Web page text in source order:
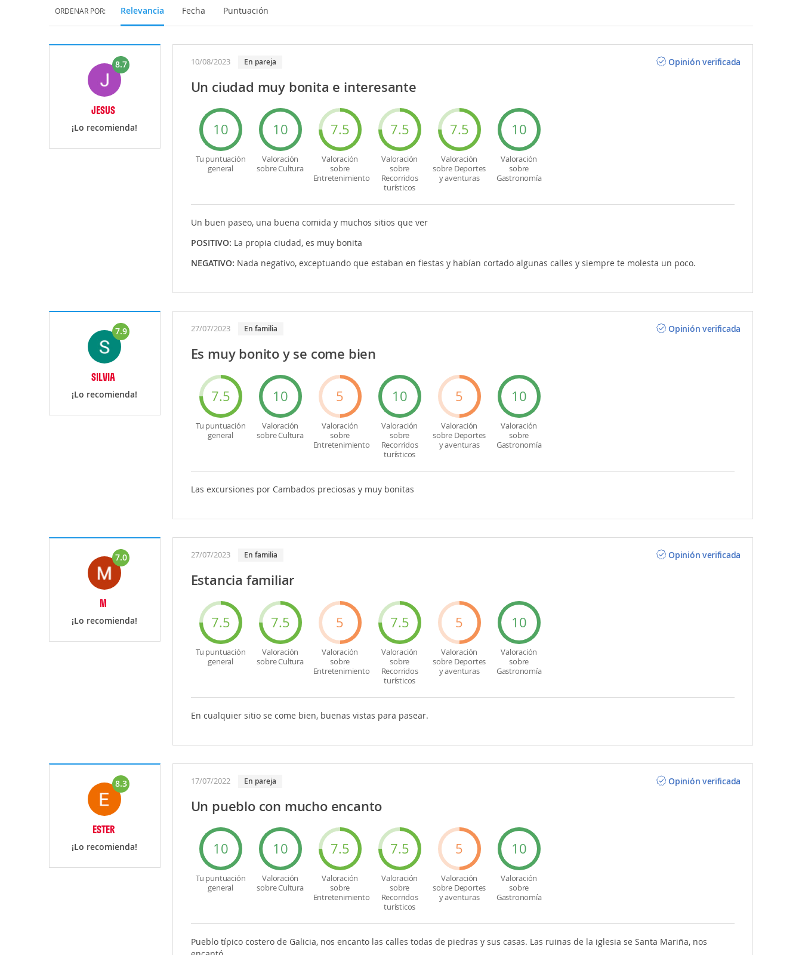
ORDENAR POR: Relevancia Fecha Puntuación
8.7
JESUS
¡Lo recomienda!
10/08/2023 en pareja Opinión verificada
Un ciudad muy bonita e interesante
10
Tu puntuación
general
10
Valoración
sobre Cultura
7.5
Valoración
sobre
Entretenimiento
7.5
Valoración
sobre
Recorridos
turísticos
7.5
Valoración
sobre Deportes
y aventuras
10
Valoración
sobre
Gastronomía
Un buen paseo, una buena comida y muchos sitios que ver
POSITIVO: La propia ciudad, es muy bonita
NEGATIVO: Nada negativo, exceptuando que estaban en fiestas y habían cortado algunas calles y siempre te molesta un poco.
7.9
SILVIA
¡Lo recomienda!
27/07/2023 en familia Opinión verificada
Es muy bonito y se come bien
7.5
Tu puntuación
general
10
Valoración
sobre Cultura
5
Valoración
sobre
Entretenimiento
10
Valoración
sobre
Recorridos
turísticos
5
Valoración
sobre Deportes
y aventuras
10
Valoración
sobre
Gastronomía
Las excursiones por Cambados preciosas y muy bonitas
7.0
M
¡Lo recomienda!
27/07/2023 en familia Opinión verificada
Estancia familiar
7.5
Tu puntuación
general
7.5
Valoración
sobre Cultura
5
Valoración
sobre
Entretenimiento
7.5
Valoración
sobre
Recorridos
turísticos
5
Valoración
sobre Deportes
y aventuras
10
Valoración
sobre
Gastronomía
En cualquier sitio se come bien, buenas vistas para pasear.
8.3
ESTER
¡Lo recomienda!
17/07/2022 en pareja Opinión verificada
Un pueblo con mucho encanto
10
Tu puntuación
general
10
Valoración
sobre Cultura
7.5
Valoración
sobre
Entretenimiento
7.5
Valoración
sobre
Recorridos
turísticos
5
Valoración
sobre Deportes
y aventuras
10
Valoración
sobre
Gastronomía
Pueblo típico costero de Galicia, nos encanto las calles todas de piedras y sus casas. Las ruinas de la iglesia se Santa Mariña, nos